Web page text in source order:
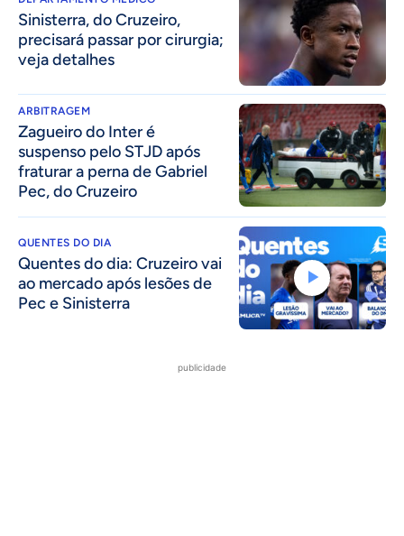
Sinisterra, do Cruzeiro,
precisará passar por cirurgia;
veja detalhes
ARBITRAGEM
Zagueiro do Inter é
suspenso pelo STJD após
fraturar a perna de Gabriel
Pec, do Cruzeiro
QUENTES DO DIA
Quentes do dia: Cruzeiro vai
ao mercado após lesões de
Pec e Sinisterra
publicidade